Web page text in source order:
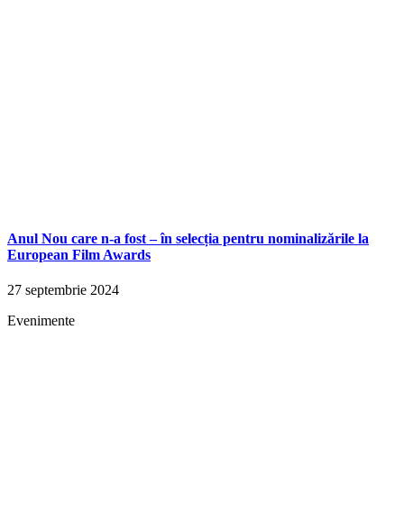
Anul Nou care n-a fost – în selecția pentru nominalizările la
European Film Awards
27 septembrie 2024
Evenimente